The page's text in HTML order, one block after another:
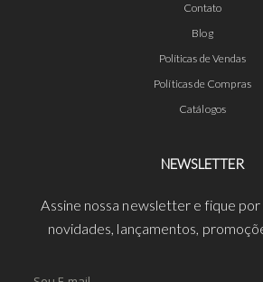
Contato
Blog
Políticas de Vendas
Políticas de Compras
Catálogos
NEWSLETTER
Assine nossa newsletter e fique
novidades, lançamentos,